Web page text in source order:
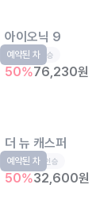
아이오닉 9
EV 6인승
50%76,230원
예약된 차
더 뉴 캐스퍼
경형 4인승
50%32,600원
예약된 차